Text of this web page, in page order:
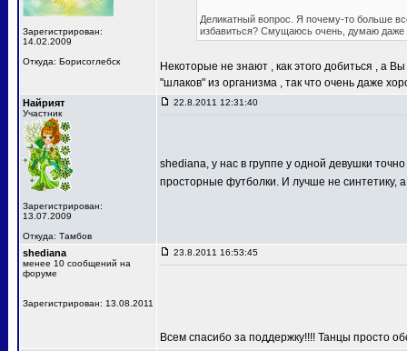
Зарегистрирован:
14.02.2009
Откуда: Борисоглебск
Деликатный вопрос. Я почему-то больше
избавиться? Смущаюсь очень, думаю даже
Некоторые не знают , как этого добиться , а
"шлаков" из организма , так что очень даже
Найрият
Участник
Зарегистрирован:
13.07.2009
Откуда: Тамбов
22.8.2011 12:31:40
shediana, у нас в группе у одной девушки
просторные футболки. И лучше не синтетику,
shediana
менее 10 сообщений на
форуме
Зарегистрирован: 13.08.2011
23.8.2011 16:53:45
Всем спасибо за поддержку!!!! Танцы просто